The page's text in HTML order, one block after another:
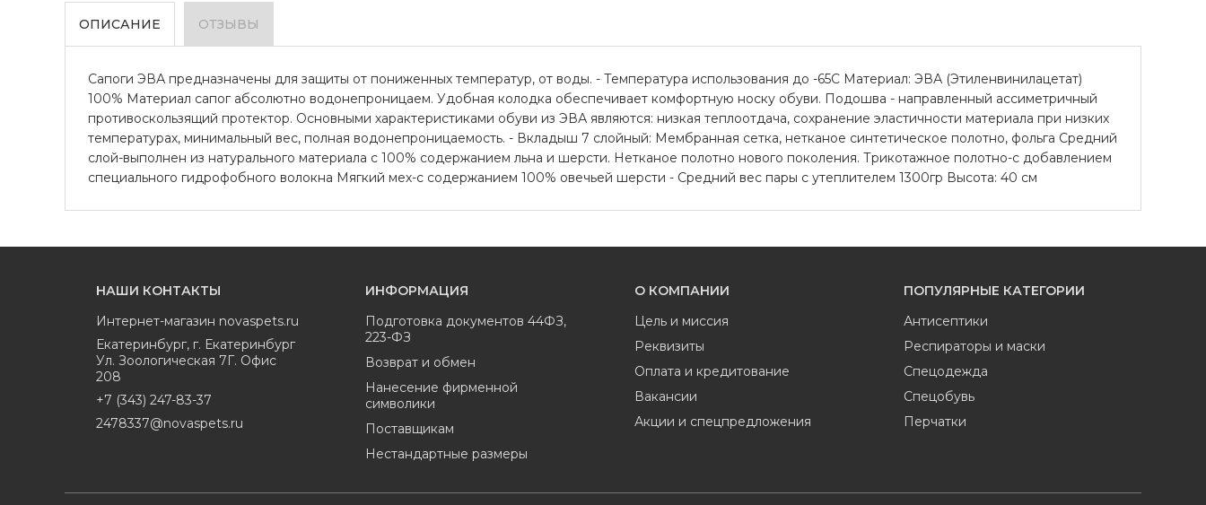
ОПИСАНИЕ ОТЗЫВЫ
Сапоги ЭВА предназначены для защиты от пониженных температур, от воды. - Температура использования до -65С Материал: ЭВА (Этиленвинилацетат)
100% Материал сапог абсолютно водонепроницаем. Удобная колодка обеспечивает комфортную носку обуви. Подошва - направленный ассиметричный
противоскользящий протектор. Основными характеристиками обуви из ЭВА являются: низкая теплоотдача, сохранение эластичности материала при низких
температурах, минимальный вес, полная водонепроницаемость. - Вкладыш 7 слойный: Мембранная сетка, нетканое синтетическое полотно, фольга Средний
слой-выполнен из натурального материала с 100% содержанием льна и шерсти. Нетканое полотно нового поколения. Трикотажное полотно-с добавлением
специального гидрофобного волокна Мягкий мех-с содержанием 100% овечьей шерсти - Средний вес пары с утеплителем 1300гр Высота: 40 см
НАШИ КОНТАКТЫ
Интернет-магазин novaspets.ru
Екатеринбург, г. Екатеринбург
Ул. Зоологическая 7Г. Офис
208
+7 (343) 247-83-37
2478337@novaspets.ru
ИНФОРМАЦИЯ
Подготовка документов 44ФЗ,
223-ФЗ
Возврат и обмен
Нанесение фирменной
символики
Поставщикам
Нестандартные размеры
О КОМПАНИИ
Цель и миссия
Реквизиты
Оплата и кредитование
Вакансии
Акции и спецпредложения
ПОПУЛЯРНЫЕ КАТЕГОРИИ
Антисептики
Респираторы и маски
Спецодежда
Спецобувь
Перчатки